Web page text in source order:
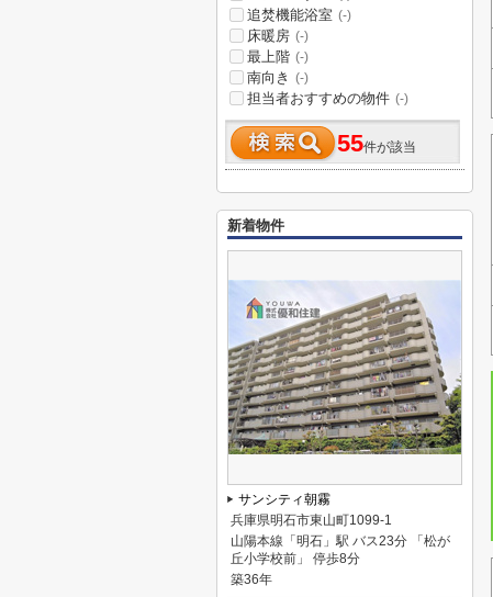
追焚機能浴室 (-)
床暖房 (-)
最上階 (-)
南向き (-)
担当者おすすめの物件 (-)
55件が該当
新着物件
サンシティ朝霧
兵庫県明石市東山町1099-1
山陽本線「明石」駅 バス23分 「松が
丘小学校前」 停歩8分
築36年